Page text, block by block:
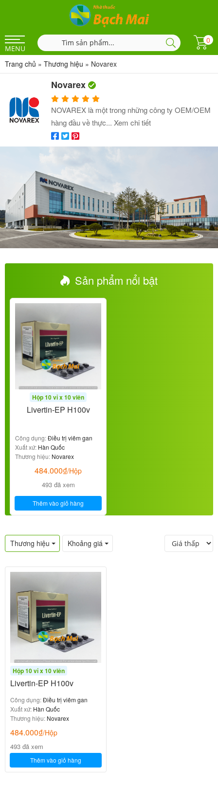
MENU
0
Trang chủ » Thương hiệu » Novarex
Novarex
NOVAREX là một trong những công ty OEM/OEM
hàng đầu về thực... Xem chi tiết
Sản phẩm nổi bật
Hộp 10 vỉ x 10 viên
Livertin-EP H100v
Công dụng:Điều trị viêm gan
Xuất xứ: Hàn Quốc
Thương hiệu: Novarex
484.000₫/Hộp
493 đã xem
Thêm vào giỏ hàng
Thương hiệu Khoảng giá
Hộp 10 vỉ x 10 viên
Livertin-EP H100v
Công dụng:Điều trị viêm gan
Xuất xứ: Hàn Quốc
Thương hiệu: Novarex
484.000₫/Hộp
493 đã xem
Thêm vào giỏ hàng